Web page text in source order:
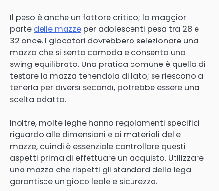
Il peso è anche un fattore critico; la maggior
parte delle mazze per adolescenti pesa tra 28 e
32 once. I giocatori dovrebbero selezionare una
mazza che si senta comoda e consenta uno
swing equilibrato. Una pratica comune è quella di
testare la mazza tenendola di lato; se riescono a
tenerla per diversi secondi, potrebbe essere una
scelta adatta.
Inoltre, molte leghe hanno regolamenti specifici
riguardo alle dimensioni e ai materiali delle
mazze, quindi è essenziale controllare questi
aspetti prima di effettuare un acquisto. Utilizzare
una mazza che rispetti gli standard della lega
garantisce un gioco leale e sicurezza.